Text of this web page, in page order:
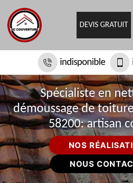
DEVIS GRATUIT
indisponible
Spécialiste en
démoussage de
58200: artisan
NOS
NOUS